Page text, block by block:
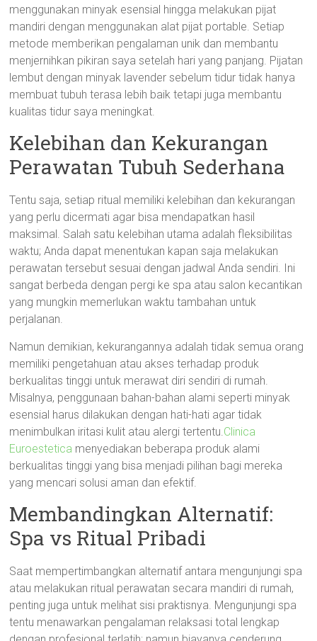
menggunakan minyak esensial hingga melakukan pijat
mandiri dengan menggunakan alat pijat portable. Setiap
metode memberikan pengalaman unik dan membantu
menjernihkan pikiran saya setelah hari yang panjang. Pijatan
lembut dengan minyak lavender sebelum tidur tidak hanya
membuat tubuh terasa lebih baik tetapi juga membantu
kualitas tidur saya meningkat.
Kelebihan dan Kekurangan
Perawatan Tubuh Sederhana
Tentu saja, setiap ritual memiliki kelebihan dan kekurangan
yang perlu dicermati agar bisa mendapatkan hasil
maksimal. Salah satu kelebihan utama adalah fleksibilitas
waktu; Anda dapat menentukan kapan saja melakukan
perawatan tersebut sesuai dengan jadwal Anda sendiri. Ini
sangat berbeda dengan pergi ke spa atau salon kecantikan
yang mungkin memerlukan waktu tambahan untuk
perjalanan.
Namun demikian, kekurangannya adalah tidak semua orang
memiliki pengetahuan atau akses terhadap produk
berkualitas tinggi untuk merawat diri sendiri di rumah.
Misalnya, penggunaan bahan-bahan alami seperti minyak
esensial harus dilakukan dengan hati-hati agar tidak
menimbulkan iritasi kulit atau alergi tertentu.Clinica
Euroestetica menyediakan beberapa produk alami
berkualitas tinggi yang bisa menjadi pilihan bagi mereka
yang mencari solusi aman dan efektif.
Membandingkan Alternatif:
Spa vs Ritual Pribadi
Saat mempertimbangkan alternatif antara mengunjungi spa
atau melakukan ritual perawatan secara mandiri di rumah,
penting juga untuk melihat sisi praktisnya. Mengunjungi spa
tentu menawarkan pengalaman relaksasi total lengkap